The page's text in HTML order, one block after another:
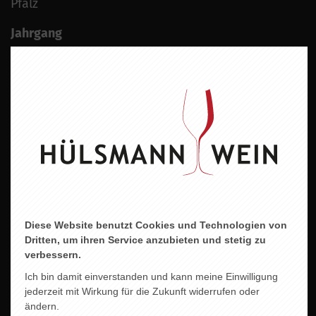
Pfalz
Jahrgang
2024
enthält Sulfite
Zertifiziert
BIO DE-ÖKO-022
Diese Website benutzt Cookies und Technologien von
Dritten, um ihren Service anzubieten und stetig zu
verbessern.
Ich bin damit einverstanden und kann meine Einwilligung
jederzeit mit Wirkung für die Zukunft widerrufen oder
ändern.